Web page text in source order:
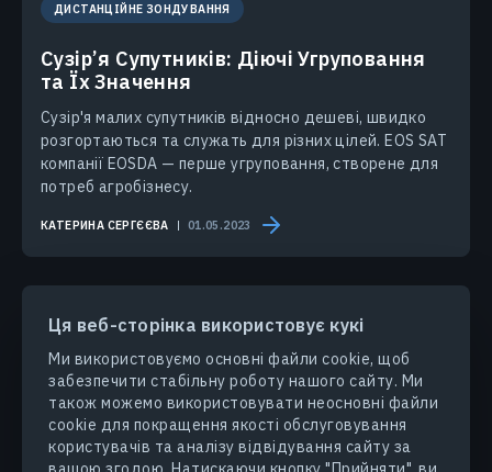
Ця веб-сторінка використовує кукі
Ми використовуємо основні файли cookie, щоб
забезпечити стабільну роботу нашого сайту. Ми
також можемо використовувати неосновні файли
cookie для покращення якості обслуговування
користувачів та аналізу відвідування сайту за
ДИСТАНЦІЙНЕ ЗОНДУВАННЯ
Сузір’я Супутників: Діючі Угруповання
та Їх Значення
Сузір'я малих супутників відносно дешеві, швидко
розгортаються та служать для різних цілей. EOS SAT
компанії EOSDA — перше угруповання, створене для
потреб агробізнесу.
КАТЕРИНА СЕРГЄЄВА 01.05.2023
ПРОДУКТИ ТА РІШЕННЯ
ГАЛУЗІ